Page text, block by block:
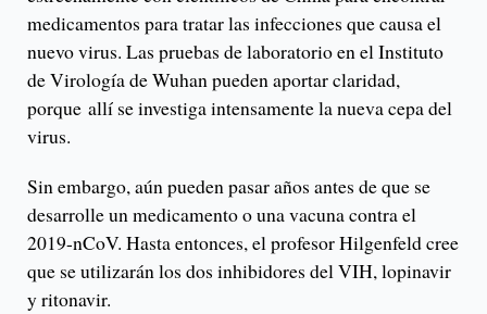
medicamentos para tratar las infecciones que causa el
nuevo virus. Las pruebas de laboratorio en el Instituto
de Virología de Wuhan pueden aportar claridad,
porque allí se investiga intensamente la nueva cepa del
virus.
Sin embargo, aún pueden pasar años antes de que se
desarrolle un medicamento o una vacuna contra el
2019-nCoV. Hasta entonces, el profesor Hilgenfeld cree
que se utilizarán los dos inhibidores del VIH, lopinavir
y ritonavir.